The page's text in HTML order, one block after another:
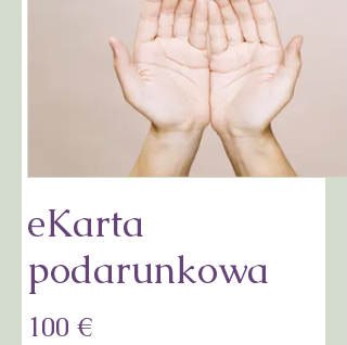
eKarta
podarunkowa
100 €